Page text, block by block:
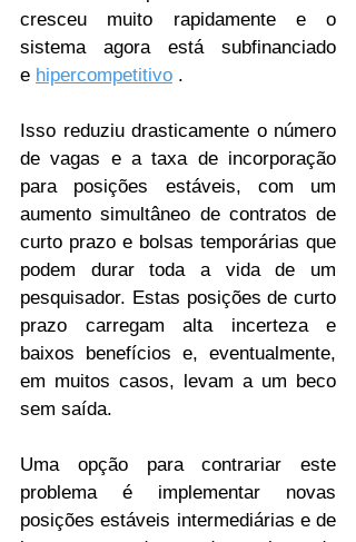
cresceu muito rapidamente e o
sistema agora está subfinanciado
e hipercompetitivo .
Isso reduziu drasticamente o número
de vagas e a taxa de incorporação
para posições estáveis, com um
aumento simultâneo de contratos de
curto prazo e bolsas temporárias que
podem durar toda a vida de um
pesquisador. Estas posições de curto
prazo carregam alta incerteza e
baixos benefícios e, eventualmente,
em muitos casos, levam a um beco
sem saída.
Uma opção para contrariar este
problema é implementar novas
posições estáveis ​​intermediárias e de